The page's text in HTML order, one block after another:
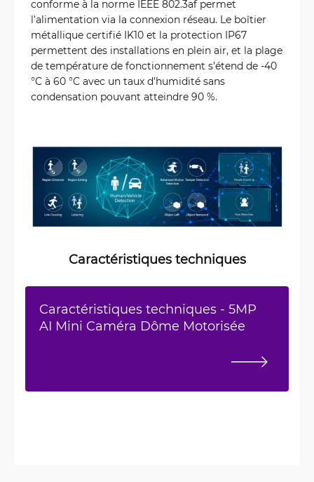
conforme à la norme IEEE 802.3af permet
l’alimentation via la connexion réseau. Le boîtier
métallique certifié IK10 et la protection IP67
permettent des installations en plein air, et la plage
de température de fonctionnement s’étend de -40
°C à 60 °C avec un taux d’humidité sans
condensation pouvant atteindre 90 %.
Caractéristiques techniques
Caractéristiques techniques - 5MP
AI Mini Caméra Dôme Motorisée